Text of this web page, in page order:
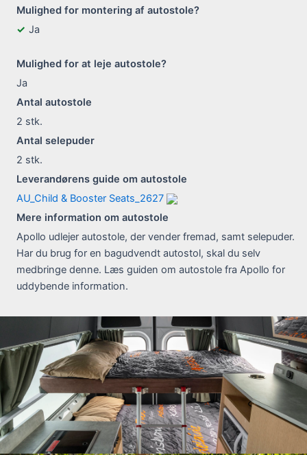
Mulighed for montering af autostole?
Ja
Mulighed for at leje autostole?
Ja
Antal autostole
2 stk.
Antal selepuder
2 stk.
Leverandørens guide om autostole
AU_Child & Booster Seats_2627
Mere information om autostole
Apollo udlejer autostole, der vender fremad, samt selepuder.
Har du brug for en bagudvendt autostol, skal du selv
medbringe denne. Læs guiden om autostole fra Apollo for
uddybende information.